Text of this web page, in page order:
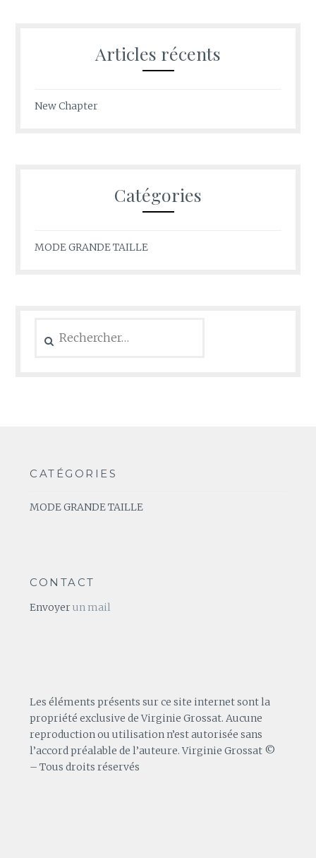
Articles récents
New Chapter
Catégories
MODE GRANDE TAILLE
CATÉGORIES
MODE GRANDE TAILLE
CONTACT
Envoyerun mail
Les éléments présents sur ce site internet sont la
propriété exclusive de Virginie Grossat. Aucune
reproduction ou utilisation n’est autorisée sans
l’accord préalable de l’auteure. Virginie Grossat ©
– Tous droits réservés